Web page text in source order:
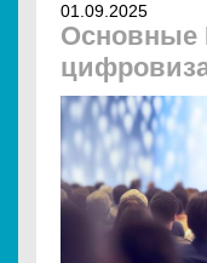
01.09.2025
Основные